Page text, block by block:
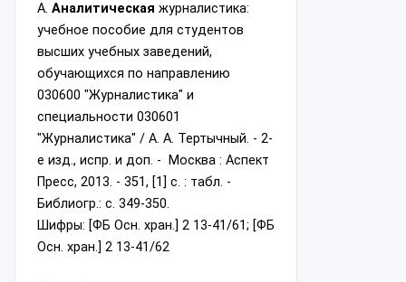
А. Аналитическая журналистика:
учебное пособие для студентов
высших учебных заведений,
обучающихся по направлению
030600 "Журналистика" и
специальности 030601
"Журналистика" / А. А. Тертычный. - 2-
е изд., испр. и доп. - Москва : Аспект
Пресс, 2013. - 351, [1] с. : табл. -
Библиогр.: с. 349-350.
Шифры: [ФБ Осн. хран.] 2 13-41/61; [ФБ
Осн. хран.] 2 13-41/62